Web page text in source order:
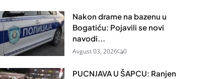
Nakon drame na bazenu u
Bogatiću: Pojavili se novi
navodi...
Avgust 03, 2026 0
PUCNJAVA U ŠAPCU: Ranjen